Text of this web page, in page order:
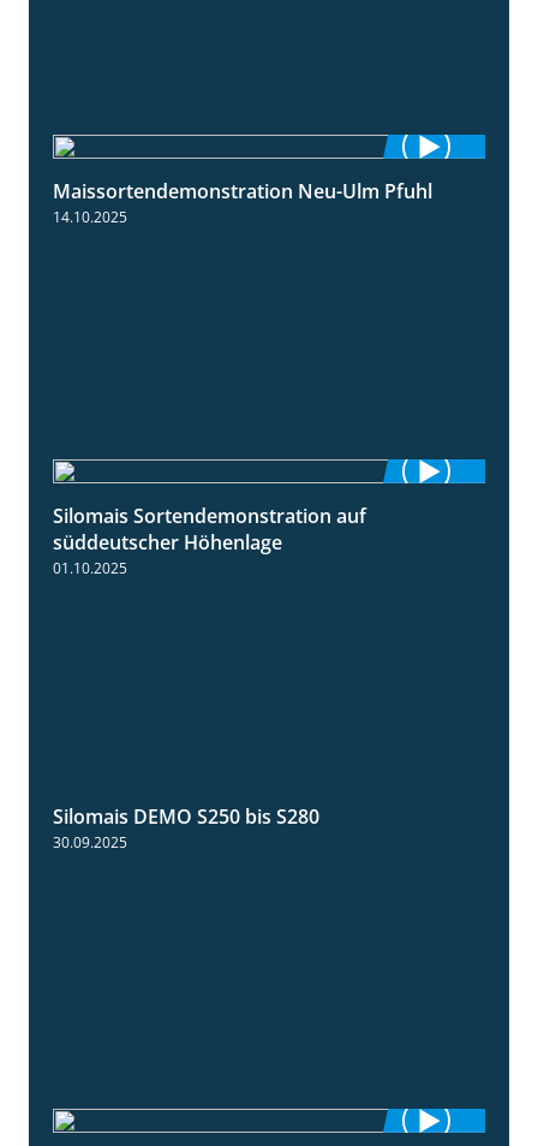
7:10
Maissortendemonstration Neu-Ulm Pfuhl
14.10.2025
Silomais Sortendemonstration auf
süddeutscher Höhenlage
01.10.2025
Silomais DEMO S250 bis S280
30.09.2025